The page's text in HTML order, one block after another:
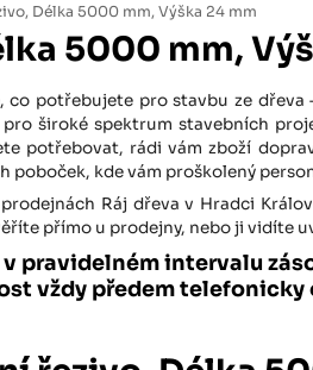
Délka 5000 mm, Výška 24 mm
5000 mm,
potřebujete pro stavbu ze
široké spektrum stavebních
potřebovat, rádi vám zboží
poboček, kde vám proškolený
Ráj dřeva v Hradci
přímo u prodejny, nebo ji vidíte
pravidelném intervalu
vždy předem
Ústí nad Labem, 400 01
Rovná 181
Březhrad, Hradec Králové, 503 32
Tůmovka 110
(Za čerpací stanicí TANK ONO)
Předboj, 250 72
(parkoviště Albert)
Plzeň 4, 301 00
(na konci ulice u zrcadla)